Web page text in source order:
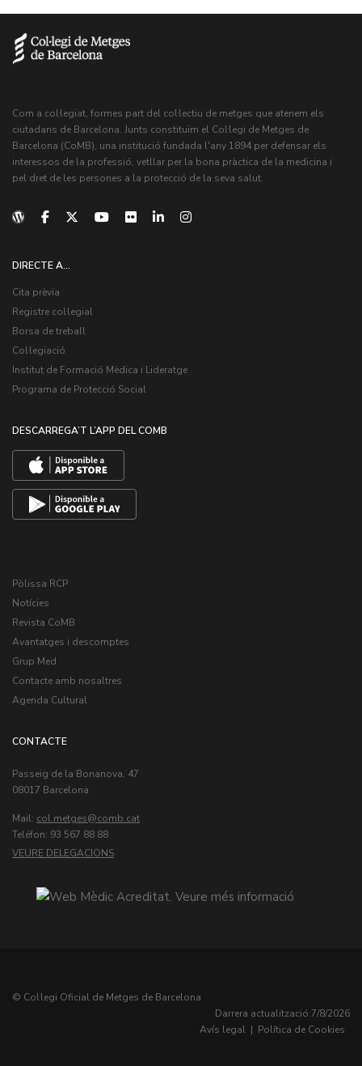
Com a col·legiat, formes part del col·lectiu de metges que atenem els
ciutadans de Barcelona. Junts constituïm el Col·legi de Metges de
Barcelona (CoMB), una institució fundada l'any 1894 per defensar els
interessos de la professió, vetllar per la bona pràctica de la medicina i
pel dret de les persones a la protecció de la seva salut.
DIRECTE A...
Cita prèvia
Registre col·legial
Borsa de treball
Col·legiació
Institut de Formació Mèdica i Lideratge
Programa de Protecció Social
DESCARREGA’T L’APP DEL COMB
Pòlissa RCP
Notícies
Revista CoMB
Avantatges i descomptes
Grup Med
Contacte amb nosaltres
Agenda Cultural
CONTACTE
Passeig de la Bonanova, 47
08017 Barcelona
Mail: col.metges
Teléfon: 93 567 88 88
VEURE DELEGACIONS
© Col·legi Oficial de Metges de Barcelona
Darrera actualització:7/8/2026
Avís legal | Política de Cookies